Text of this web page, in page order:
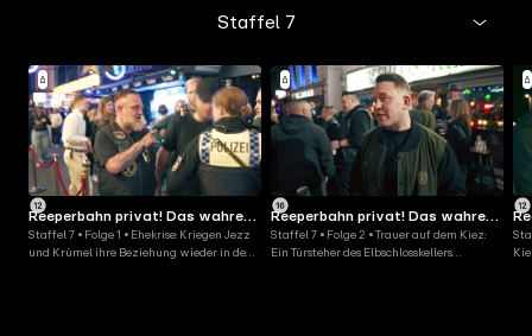
Staffel 7
Reeperbahn privat! Das wahre
Leben auf dem Kiez
Staffel 7 • Folge 1 • Ehekrise: Kriegen Jezz
und Krümel ihre Beziehung wieder in den
Reeperbahn privat! Das wahre
Leben auf dem Kiez
Staffel 7 • Folge 2 • Trauer auf dem Kiez:
Ein Türsteher des Elbschlosskellers